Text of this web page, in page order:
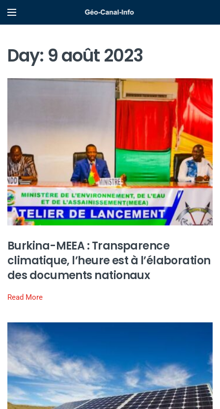
Day: 9 août 2023
Burkina-MEEA : Transparence
climatique, l’heure est à l’élaboration
des documents nationaux
Read More